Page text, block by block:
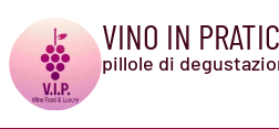
VINO IN
pillole di